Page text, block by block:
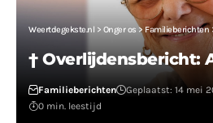
Weertdegekste.nl > Onger os > Familieberichten
† Overlijdensbericht:
Familieberichten Geplaatst: 14 mei
0 min. leestijd